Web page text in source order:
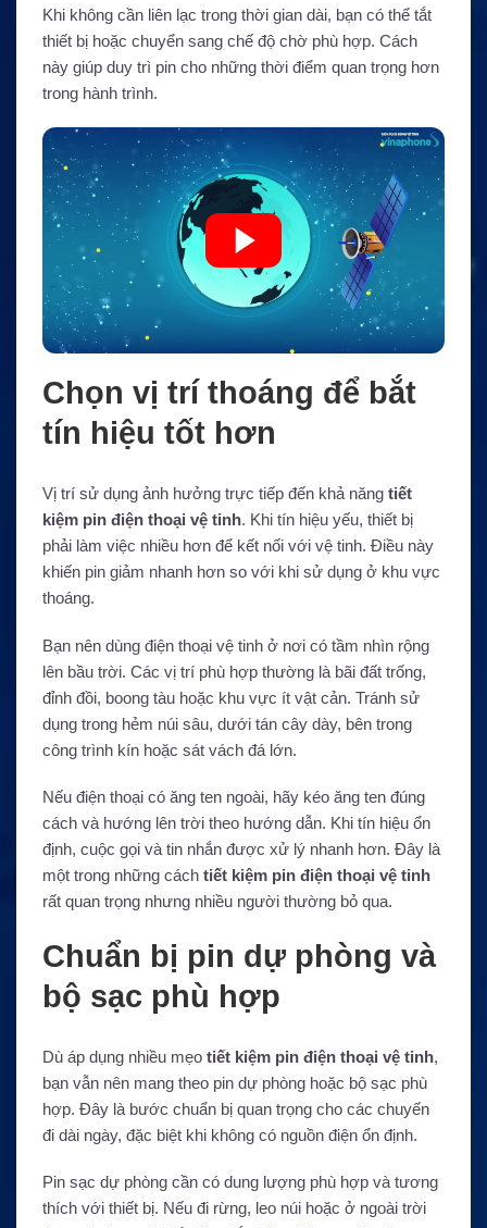
Khi không cần liên lạc trong thời gian dài, bạn có thể tắt
thiết bị hoặc chuyển sang chế độ chờ phù hợp. Cách
này giúp duy trì pin cho những thời điểm quan trọng hơn
trong hành trình.
Chọn vị trí thoáng để bắt
tín hiệu tốt hơn
Vị trí sử dụng ảnh hưởng trực tiếp đến khả năng tiết
kiệm pin điện thoại vệ tinh. Khi tín hiệu yếu, thiết bị
phải làm việc nhiều hơn để kết nối với vệ tinh. Điều này
khiến pin giảm nhanh hơn so với khi sử dụng ở khu vực
thoáng.
Bạn nên dùng điện thoại vệ tinh ở nơi có tầm nhìn rộng
lên bầu trời. Các vị trí phù hợp thường là bãi đất trống,
đỉnh đồi, boong tàu hoặc khu vực ít vật cản. Tránh sử
dụng trong hẻm núi sâu, dưới tán cây dày, bên trong
công trình kín hoặc sát vách đá lớn.
Nếu điện thoại có ăng ten ngoài, hãy kéo ăng ten đúng
cách và hướng lên trời theo hướng dẫn. Khi tín hiệu ổn
định, cuộc gọi và tin nhắn được xử lý nhanh hơn. Đây là
một trong những cách tiết kiệm pin điện thoại vệ tinh
rất quan trọng nhưng nhiều người thường bỏ qua.
Chuẩn bị pin dự phòng và
bộ sạc phù hợp
Dù áp dụng nhiều mẹo tiết kiệm pin điện thoại vệ tinh,
bạn vẫn nên mang theo pin dự phòng hoặc bộ sạc phù
hợp. Đây là bước chuẩn bị quan trọng cho các chuyến
đi dài ngày, đặc biệt khi không có nguồn điện ổn định.
Pin sạc dự phòng cần có dung lượng phù hợp và tương
thích với thiết bị. Nếu đi rừng, leo núi hoặc ở ngoài trời